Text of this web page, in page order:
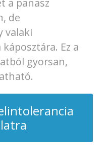
de
valaki
Ez a
gyorsan,